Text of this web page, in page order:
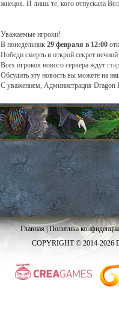
жнецов. И лишь те, кого отпускала
Уважаемые игроки!
В понедельник 29 февраля в 12:00
Победи смерть и открой секрет
Всех игроков нового сервера ждут
Обсудить эту новость вы можете на
С уважением, Администрация Dragon
Главная|Политика
COPYRIGHT © 2014-2026